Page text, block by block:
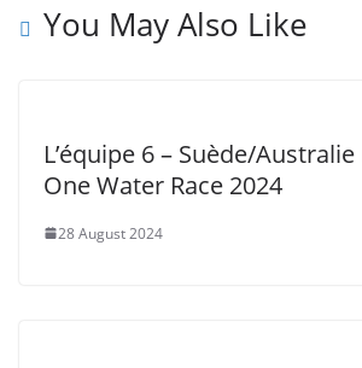
You May Also Like
L’équipe 6 – Suède/
One Water Race 2024
28 August 2024